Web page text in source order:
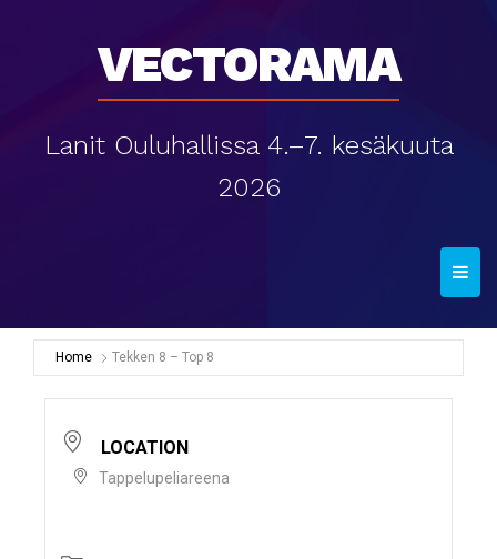
Vectorama
Lanit Ouluhallissa 4.–7. kesäkuuta
2026
T
o
g
l
Home Tekken 8 – Top 8
LOCATION
Tappelupeliareena